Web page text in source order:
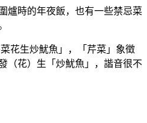
爐時的年夜飯，也有一些禁忌菜
花生炒魷魚」，「芹菜」象徵
（花）生「炒魷魚」，諧音很不